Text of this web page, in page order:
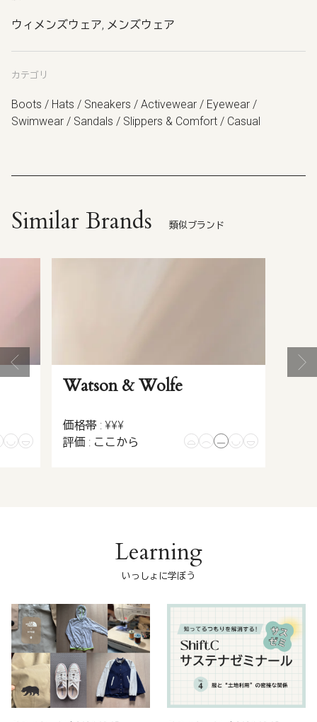
ウィメンズウェア, メンズウェア
カテゴリ
Boots / Hats / Sneakers / Activewear / Eyewear /
Swimwear / Sandals / Slippers & Comfort / Casual
Similar Brands 類似ブランド
Watson & Wolfe
価格帯 : ¥¥¥
評価 : ここから
Learning
いっしょに学ぼう